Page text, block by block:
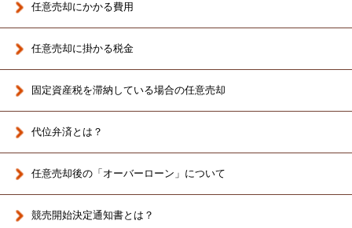
任意売却にかかる費用
任意売却に掛かる税金
固定資産税を滞納している場合の任意売却
代位弁済とは？
任意売却後の「オーバーローン」について
競売開始決定通知書とは？